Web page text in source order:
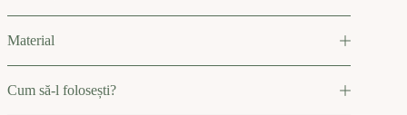
Material
Cum să-l folosești?